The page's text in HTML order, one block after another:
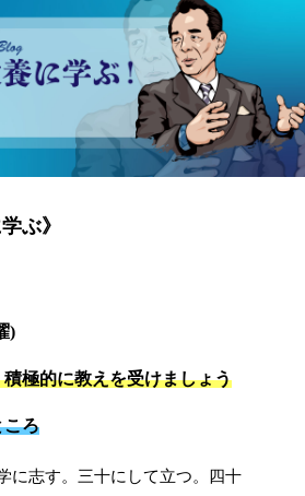
教養に学ぶ！～転ばぬ先の杖～
ぶ》
)
極的に教えを受けましょう
ころ
に志す。三十にして立つ。四十